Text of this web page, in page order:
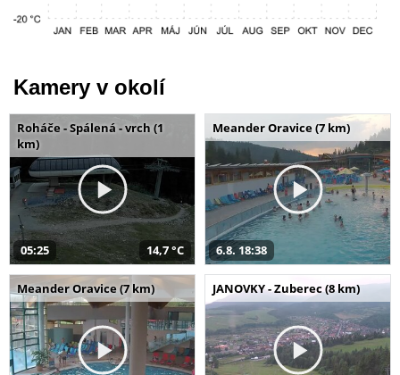
Kamery v okolí
Roháče - Spálená - vrch (1
km)
05:25 14,7 °C
Meander Oravice (7 km)
6.8. 18:38
Meander Oravice (7 km) JANOVKY - Zuberec (8 km)